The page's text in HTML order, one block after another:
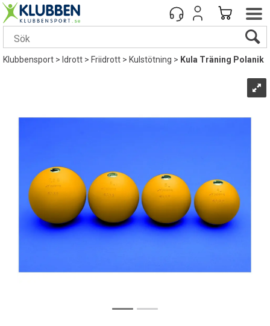
Klubbensport> Idrott>Friidrott>Kulstötning> Kula Träning Polanik